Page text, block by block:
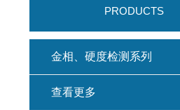
PRODUCTS
金相、硬度检测系列
查看更多